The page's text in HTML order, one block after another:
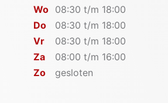
Wo 08:30 t/m 18:00
Do
08:30 t/m 18:00
Vr
08:30 t/m 18:00
Za
08:00 t/m 16:00
Zo
gesloten